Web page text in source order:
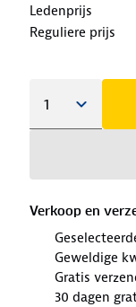
Ledenprijs
Reguliere prijs
Verkoop en
Geweldige
Gratis
30 dagen